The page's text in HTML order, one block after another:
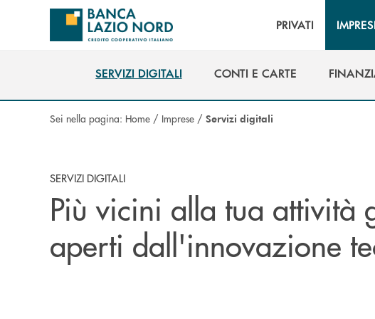
Salta al contenuto principale
PRIVATI
SERVIZI DIGITALI
CONTI E CARTE
Sei nella pagina: Home / Imprese / Servizi digitali
SERVIZI DIGITALI
Più vicini alla tua attività
aperti dall'innovazione